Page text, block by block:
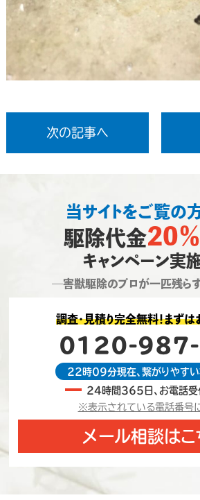
次の記事へ
当サイトをご覧の
駆除代金20
キャンペーン実施
―害獣駆除のプロが一匹残ら
調査・見積り完全無料！まずは
0120-
22時09分現在、繋がりやすい
24時間365日、お電話受
※表示されている電話番号
メール相談はこ